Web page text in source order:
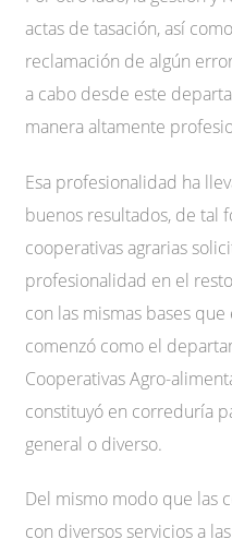
actas de tasación, así
reclamación de algún
a cabo desde este
manera altamente
Esa profesionalidad ha
buenos resultados, de tal
cooperativas agrarias
profesionalidad en el
con las mismas bases
comenzó como el
Cooperativas Agro-
constituyó en correduría
general o diverso.
Del mismo modo que las
con diversos servicios a